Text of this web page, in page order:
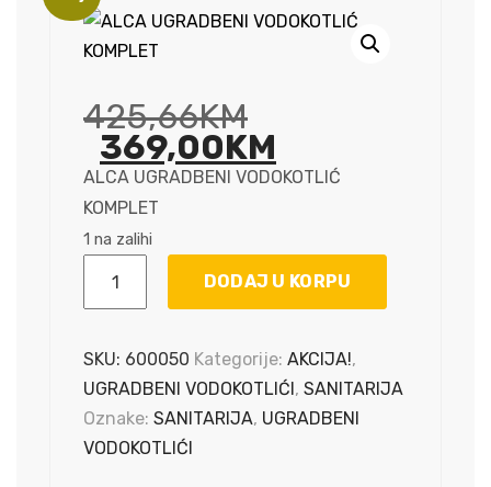
425,66KMOriginal
price
was:
369,00KM
price
ALCA UGRADBENI VODOKOTLIĆ
KOMPLET
1 na zalihi
KOMPLET
količina
DODAJ U KORPU
SKU: 600050 Kategorije: AKCIJA!,
UGRADBENI VODOKOTLIĆI , SANITARIJA
Oznake: SANITARIJA, UGRADBENI
VODOKOTLIĆI